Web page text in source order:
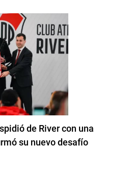
de River con una
su nuevo desafío